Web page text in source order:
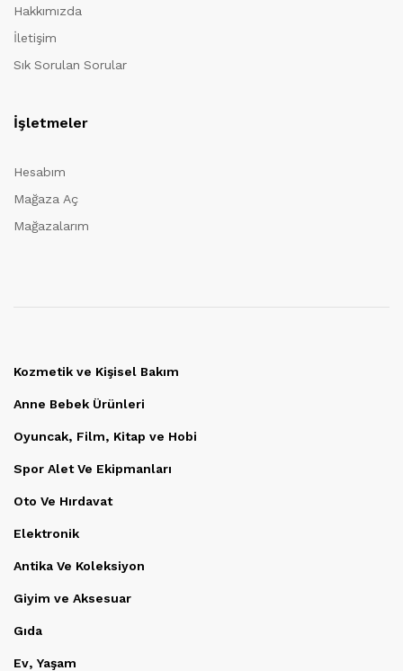
Hakkımızda
İletişim
Sık Sorulan Sorular
İşletmeler
Hesabım
Mağaza Aç
Mağazalarım
Kozmetik ve Kişisel Bakım
Anne Bebek Ürünleri
Oyuncak, Film, Kitap ve Hobi
Spor Alet Ve Ekipmanları
Oto Ve Hırdavat
Elektronik
Antika Ve Koleksiyon
Giyim ve Aksesuar
Gıda
Ev, Yaşam